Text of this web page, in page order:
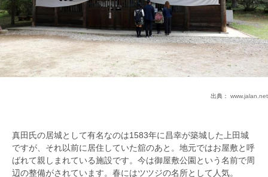
出典： www.jalan.net
真田氏の居城として有名なのは1583年に昌幸が築城した上田城
ですが、それ以前に居住していた舘のあと。地元ではお屋敷と呼
ばれて親しまれている施設です。今は御屋敷公園という名前で周
辺の整備がされています。春にはツツジの名所として人気。